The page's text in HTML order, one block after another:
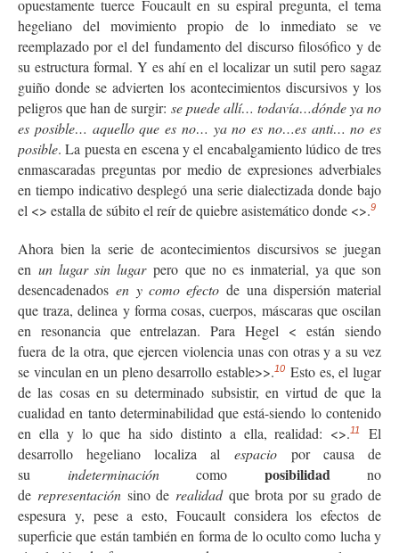
opuestamente tuerce Foucault en su espiral pregunta, el tema
hegeliano del movimiento propio de lo inmediato se ve
reemplazado por el del fundamento del discurso filosófico y de
su estructura formal. Y es ahí en el localizar un sutil pero sagaz
guiño donde se advierten los acontecimientos discursivos y los
peligros que han de surgir: se puede allí… todavía…dónde ya no
es posible… aquello que es no… ya no es no…es anti… no es
posible. La puesta en escena y el encabalgamiento lúdico de tres
enmascaradas preguntas por medio de expresiones adverbiales
en tiempo indicativo desplegó una serie dialectizada donde bajo
el <> estalla de súbito el reír de quiebre asistemático donde <>.9
Ahora bien la serie de acontecimientos discursivos se juegan
enun lugar sin lugarpero que no es inmaterial, ya que son
desencadenadosen y como efecto de una dispersión material
que traza, delinea y forma cosas, cuerpos, máscaras que oscilan
en resonancia que entrelazan. Para Hegel < están siendo
fuera de la otra, que ejercen violencia unas con otras y a su vez
se vinculan en un pleno desarrollo estable>>.10 Esto es, el lugar
de las cosas en su determinado subsistir, en virtud de que la
cualidad en tanto determinabilidad que está-siendo lo contenido
en ella y lo que ha sido distinto a ella, realidad: <>.11
El
desarrollo hegeliano localiza al espacio por causa de
su indeterminacióncomo posibilidadno
de representación sino de realidadque brota por su grado de
espesura y, pese a esto, Foucault considera los efectos de
superficie que están también en forma de lo oculto como lucha y